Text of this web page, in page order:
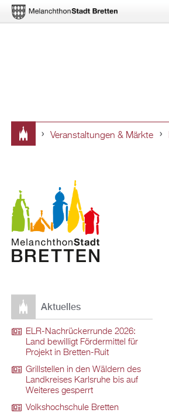
hier
Veranstaltungen & Märkte
Aktuelles
ELR-Nachrückerrunde 2026:
Land bewilligt Fördermittel für
Projekt in Bretten-Ruit
Grillstellen in den Wäldern des
Landkreises Karlsruhe bis auf
Weiteres gesperrt
Volkshochschule Bretten